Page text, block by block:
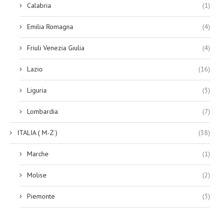
Calabria (1)
Emilia Romagna (4)
Friuli Venezia Giulia (4)
Lazio (16)
Liguria (3)
Lombardia (7)
ITALIA ( M-Z ) (38)
Marche (1)
Molise (2)
Piemonte (3)